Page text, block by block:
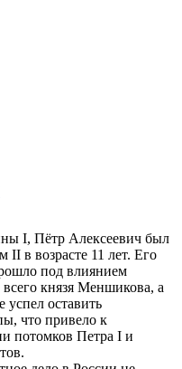
I, Пётр Алексеевич был
в возрасте 11 лет. Его
под влиянием
князя Меншикова, а
успел оставить
что привело к
потомков Петра I и